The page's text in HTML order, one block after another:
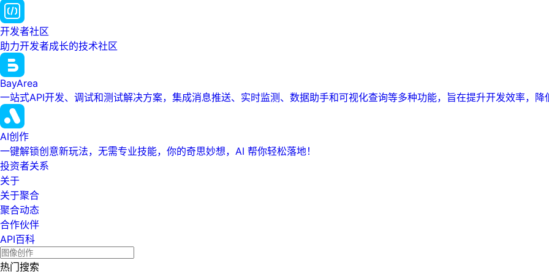
开发者社区
助力开发者成长的技术社区
BayArea
一站式API开发、调试和测试解决方案，集成消息推送、实时监测、数据助手和可视化查询等多种功能，旨在提升开发效率，降
AI创作
一键解锁创意新玩法，无需专业技能，你的奇思妙想，AI 帮你轻松落地！
投资者关系
关于
关于聚合
聚合动态
合作伙伴
API百科
热门搜索